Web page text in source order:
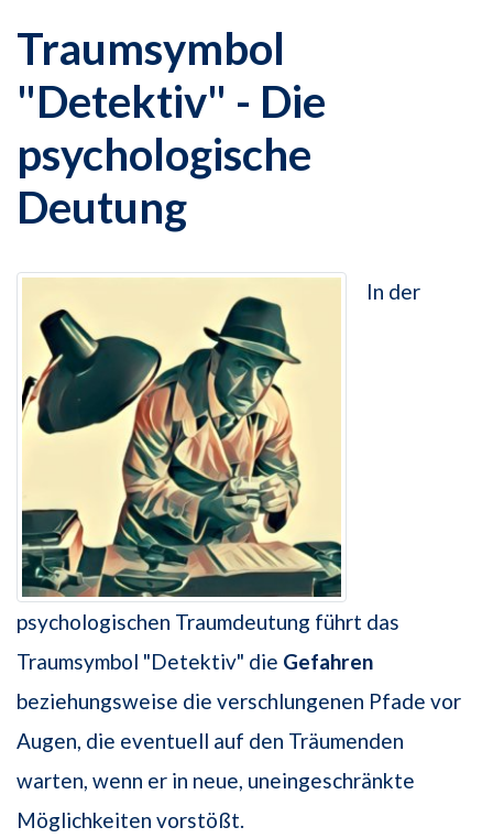
Traumsymbol
"Detektiv" - Die
psychologische
Deutung
In der
psychologischen Traumdeutung führt das
Traumsymbol "Detektiv" die Gefahren
beziehungsweise die verschlungenen Pfade vor
Augen, die eventuell auf den Träumenden
warten, wenn er in neue, uneingeschränkte
Möglichkeiten vorstößt.